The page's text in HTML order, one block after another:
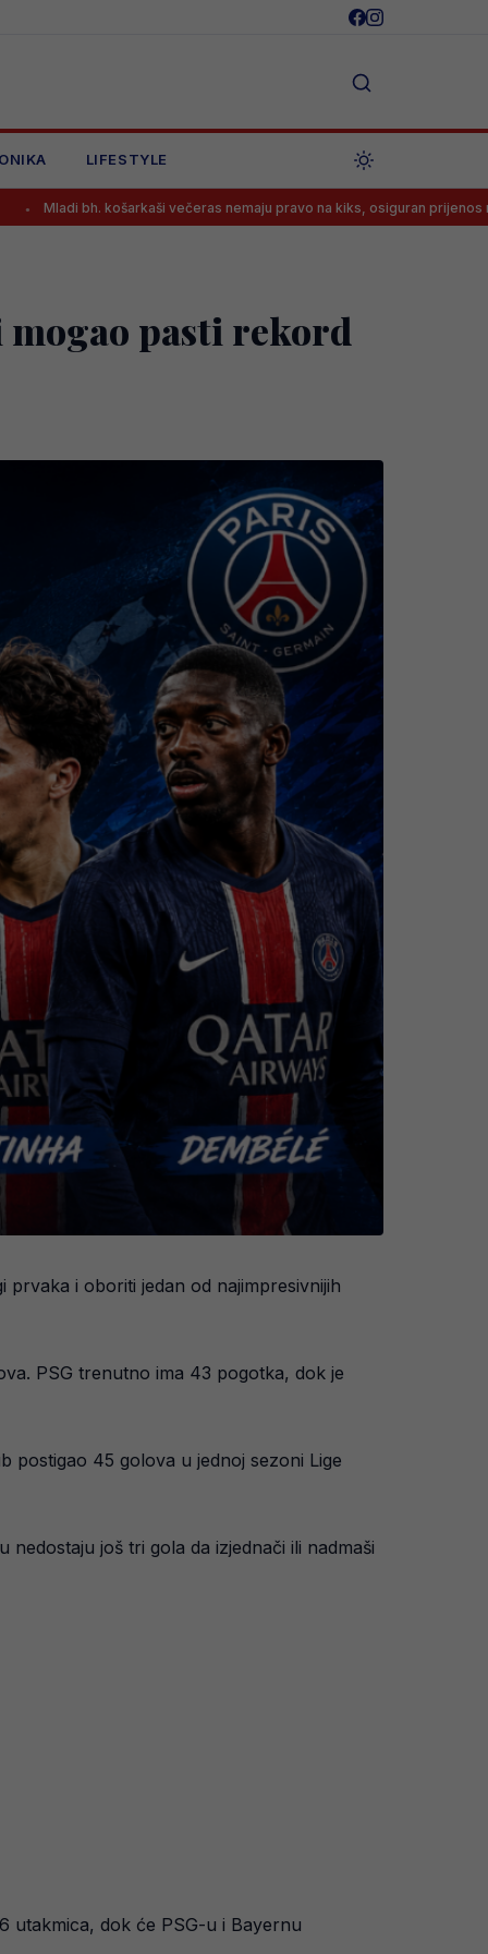
LIFESTYLE
večeras nemaju pravo na kiks, osiguran prijenos meča!
mogao pasti rekord
prvaka i oboriti jedan od najimpresivnijih
PSG trenutno ima 43 pogotka, dok je
postigao 45 golova u jednoj sezoni Lige
još tri gola da izjednači ili nadmaši
utakmica, dok će PSG-u i Bayernu